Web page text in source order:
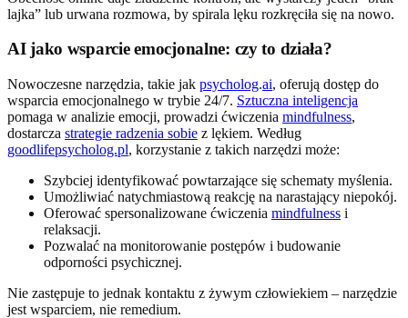
lajka” lub urwana rozmowa, by spirala lęku rozkręciła się na nowo.
AI jako wsparcie emocjonalne: czy to działa?
Nowoczesne narzędzia, takie jak psycholog.ai, oferują dostęp do
wsparcia emocjonalnego w trybie 24/7. Sztuczna inteligencja
pomaga w analizie emocji, prowadzi ćwiczenia mindfulness,
dostarcza strategie radzenia sobie z lękiem. Według
goodlifepsycholog.pl, korzystanie z takich narzędzi może:
Szybciej identyfikować powtarzające się schematy myślenia.
Umożliwiać natychmiastową reakcję na narastający niepokój.
Oferować spersonalizowane ćwiczenia mindfulness i
relaksacji.
Pozwalać na monitorowanie postępów i budowanie
odporności psychicznej.
Nie zastępuje to jednak kontaktu z żywym człowiekiem – narzędzie
jest wsparciem, nie remedium.